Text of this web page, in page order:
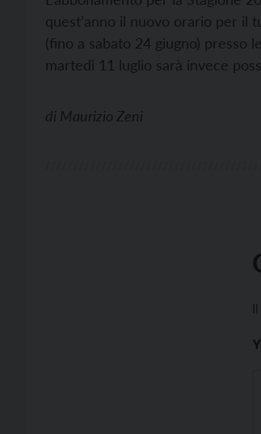
quest’anno il nuovo orario per il
(fino a sabato 24 giugno) presso
martedì 11 luglio sarà invece
di Maurizio Zeni